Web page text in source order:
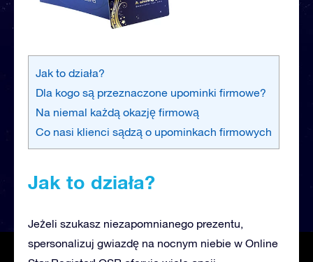
Jak to działa?
Dla kogo są przeznaczone upominki firmowe?
Na niemal każdą okazję firmową
Co nasi klienci sądzą o upominkach firmowych
Jak to działa?
Jeżeli szukasz niezapomnianego prezentu,
spersonalizuj gwiazdę na nocnym niebie w Online